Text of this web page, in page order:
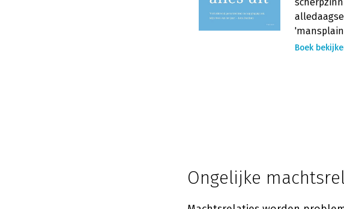
Boek
Ongelijke